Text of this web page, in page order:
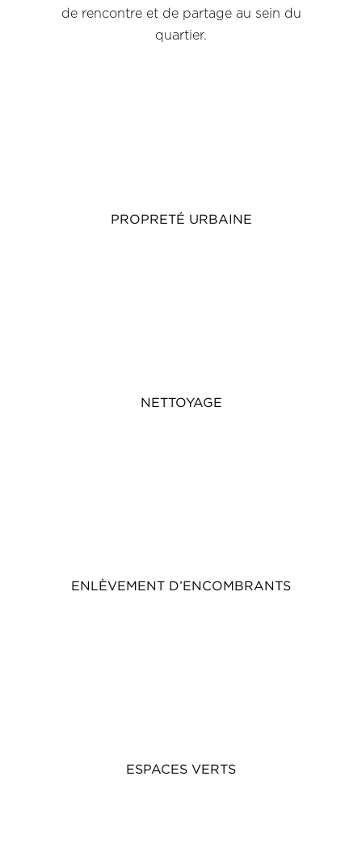
de rencontre et de partage au sein du
quartier.
PROPRETÉ URBAINE
NETTOYAGE
ENLÈVEMENT D’ENCOMBRANTS
ESPACES VERTS